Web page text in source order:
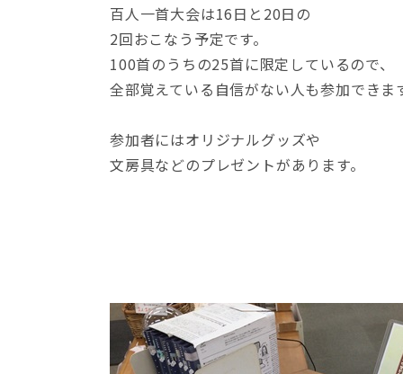
百人一首大会は16日と20日の
2回おこなう予定です。
100首のうちの25首に限定しているので、
全部覚えている自信がない人も参加できま
参加者にはオリジナルグッズや
文房具などのプレゼントがあります。